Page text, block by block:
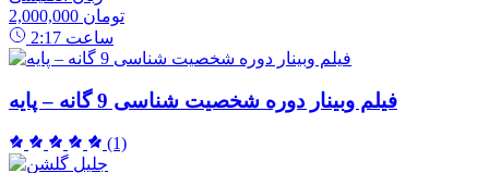
2,000,000 تومان
2:17 ساعت
فیلم وبینار دوره شخصیت شناسی 9 گانه – پایه
(1)